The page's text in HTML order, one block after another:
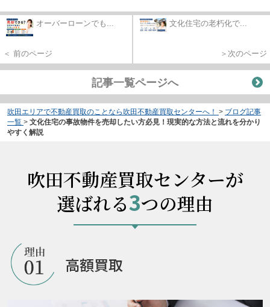
オーバーローンでも...
＜ 前のページ
文化住宅の老朽化で...
＞次のページ
記事一覧ページへ
吹田エリアで不動産買取のことなら吹田不動産買取センターへ！ > ブログ記事
一覧 > 文化住宅の事故物件を売却したい方必見！現実的な方法と流れを分かり
やすく解説
吹田不動産買取センターが
選ばれる3つの理由
高額買取